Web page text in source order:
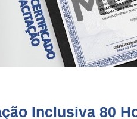
Inclusiva 80